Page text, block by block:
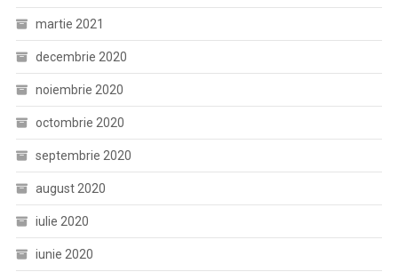
martie 2021
decembrie 2020
noiembrie 2020
octombrie 2020
septembrie 2020
august 2020
iulie 2020
iunie 2020